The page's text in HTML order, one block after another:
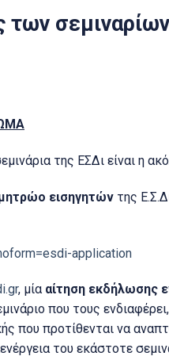
των
της ΕΣΔι είναι η
εισηγητώντης
application
, μία αίτηση εκδήλωσης
που τους
που προτίθενται να
του εκάστοτε